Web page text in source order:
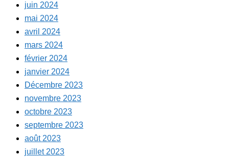
juin 2024
mai 2024
avril 2024
mars 2024
février 2024
janvier 2024
Décembre 2023
novembre 2023
octobre 2023
septembre 2023
août 2023
juillet 2023